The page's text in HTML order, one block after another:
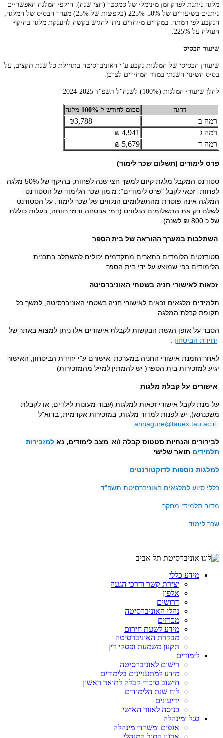
מלגה ניתנת לפרק זמן מינימלי של סמסטר (חצי שנה). היקפי המלגה האפשריים
ניתנים בשיעורים של 50%-225% (בקפיצות של 25%) מערך הבסיס של המלגה,
הנקבע לפי רמתה. במקרים מיוחדים ניתן להגיש בקשה להענקת מלגה בהיקף
העולה על 225%.
שיעור הבסיס
שיעורן הבסיסי של המלגות נקבע ע"י האוניברסיטה בתחילת כל שנת תקציב, על
בסיס השינוי השנתי במדד המחירים לצרכן.
להלן שיעורי המלגות (100%) לשנה"ל תשפ"ד 2024-2025
דרגה סכום לחודש ל 100% מלגה
רמה ב
₪3,788
רמה ג
4,941 ₪
רמה ד
5,679 ₪
פרס לימודים (תשלום שכר לימוד)
סטודנט המקבל מלגת קיום למשך חצי שנה לפחות, בהיקף של 50% מלגה
לפחות- זכאי לקבל "פרס לימודים": מימון שכר הלימוד של הסטודנט
המלגה אינה פוטרת מהתשלומים הנלווים של שכר לימוד. על הסטודנט
לשלם רק את התשלומים הנלווים (דמי אבטחה ודמי רווחה, בעלות כוללת
של כ 800 ₪ לשנה).
השתלבות במערך ההוראה של בית הספר
סטודנטים הלומדים בתארים מתקדמים יכולים להשתלב בתכנית
הלימודים כפי שמוצע על ידי בית הספר
זכאות לאישורי חניה בשטחי האוניברסיטה
תלמידים מלגאים זכאים לאישורי חניה בשטחי האוניברסיטה, למשך כל
תקופת קבלת המלגה.
הסבר על אופן הגשת הבקשות לקבלת אישורים אלו ניתן למצוא באתר של
יחידת הביטחון
לאחר הזמנת אישורי החניה במערכת ואישורם ע"י יחידת הביטחון, האישור
יגיע למזכירות בית הספר( יש להמתין למייל מהמזכירות)
אישורים על קבלת מלגות
על-מנת לקבל אישורי זכאות למלגות (עבור מעונות לילדים, או לקבלת
משכנתא), יש לפנות למדור מלגות, במזכירות אקדמית, בדוא"ל
:
annagure@tauex.tau.ac.il
לבירורים והנחיות סטטוס קבלה ו/או מצב לימודים, נא למזכירות
תלמידים תואר שלישי
למלגות נוספות לדוקטורנטים
כללי סיוע למלגאים באוניברסיטת תשפ"ד
מדור תלמידי מחקר
שכר לימוד
מידע כללי
יצירת קשר ודרכי הגעה
אלפון
דרושים
נהלי האוניברסיטה
מכרזים
מידע לשעת חירום
מבקרת האוניברסיטה
תקנון משמעת ופסקי דין
לימודים
רישום לאוניברסיטה
מידע למתעניינים בלימודים
חישוב סיכויי קבלה לתואר ראשון
לוח שנת הלימודים
ידיעונים
כניסה לאזור האישי
סגל ומינהלה
אגפים ומשרדי מינהלה
ארגון הסגל המנהלי